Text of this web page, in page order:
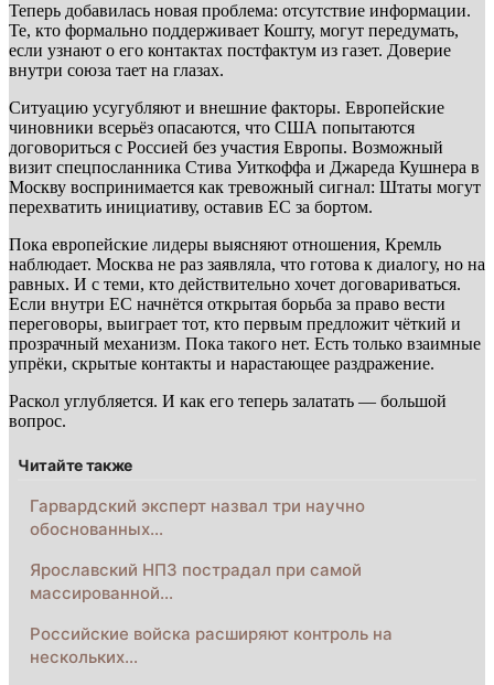
Теперь добавилась новая проблема: отсутствие информации.
Те, кто формально поддерживает Кошту, могут передумать,
если узнают о его контактах постфактум из газет. Доверие
внутри союза тает на глазах.
Ситуацию усугубляют и внешние факторы. Европейские
чиновники всерьёз опасаются, что США попытаются
договориться с Россией без участия Европы. Возможный
визит спецпосланника Стива Уиткоффа и Джареда Кушнера в
Москву воспринимается как тревожный сигнал: Штаты могут
перехватить инициативу, оставив ЕС за бортом.
Пока европейские лидеры выясняют отношения, Кремль
наблюдает. Москва не раз заявляла, что готова к диалогу, но на
равных. И с теми, кто действительно хочет договариваться.
Если внутри ЕС начнётся открытая борьба за право вести
переговоры, выиграет тот, кто первым предложит чёткий и
прозрачный механизм. Пока такого нет. Есть только взаимные
упрёки, скрытые контакты и нарастающее раздражение.
Раскол углубляется. И как его теперь залатать — большой
вопрос.
Читайте также
Гарвардский эксперт назвал три научно
обоснованных…
Ярославский НПЗ пострадал при самой
массированной…
Российские войска расширяют контроль на
нескольких…